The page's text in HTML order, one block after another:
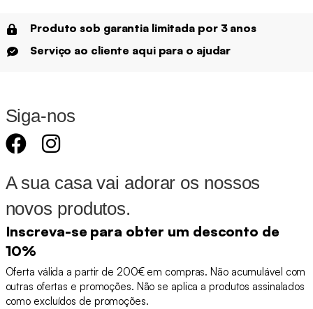
Produto sob garantia limitada por 3 anos
Serviço ao cliente aqui para o ajudar
Siga-nos
A sua casa vai adorar os nossos
novos produtos.
Inscreva-se para obter um desconto de
10%
Oferta válida a partir de 200€ em compras. Não acumulável com
outras ofertas e promoções. Não se aplica a produtos assinalados
como excluídos de promoções.